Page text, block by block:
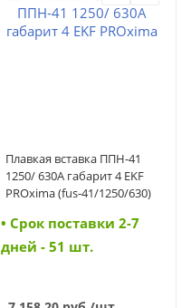
Плавкая вставка ППН-41
1250/ 630А габарит 4 EKF
PROxima (fus-41/1250/630)
• Cрок поставки 2-7
дней - 51 шт.